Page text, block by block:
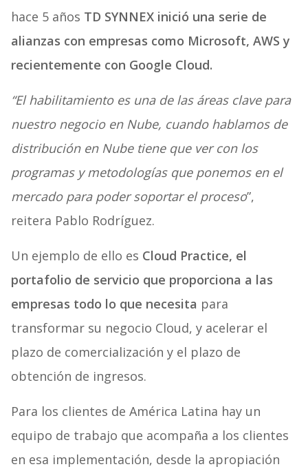
hace 5 años TD SYNNEX inició una serie de
alianzas con empresas como Microsoft, AWS y
recientemente con Google Cloud.
“El habilitamiento es una de las áreas clave para
nuestro negocio en Nube, cuando hablamos de
distribución en Nube tiene que ver con los
programas y metodologías que ponemos en el
mercado para poder soportar el proceso”,
reitera Pablo Rodríguez.
Un ejemplo de ello es Cloud Practice, el
portafolio de servicio que proporciona a las
empresas todo lo que necesita para
transformar su negocio Cloud, y acelerar el
plazo de comercialización y el plazo de
obtención de ingresos.
Para los clientes de América Latina hay un
equipo de trabajo que acompaña a los clientes
en esa implementación, desde la apropiación